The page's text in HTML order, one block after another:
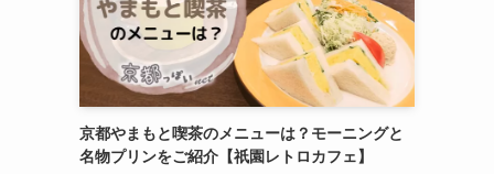
京都やまもと喫茶のメニューは？モーニングと
名物プリンをご紹介【祇園レトロカフェ】